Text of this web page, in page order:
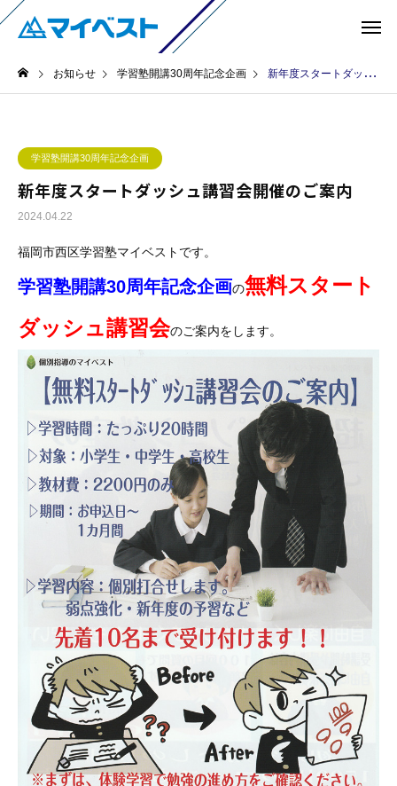
お知らせ 学習塾開講30周年記念企画 新年度スタートダッシュ講習会開催のご案内
学習塾開講30周年記念企画
新年度スタートダッシュ講習会開催のご案内
2024.04.22
福岡市西区学習塾マイベストです。
学習塾開講30周年記念企画の無料スタート
ダッシュ講習会のご案内をします。